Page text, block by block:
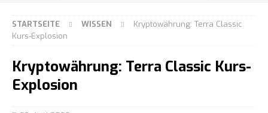
STARTSEITE WISSEN
Kryptowährung: Terra Classic
Kurs-Explosion
Kryptowährung: Terra Classic Kurs-
Explosion